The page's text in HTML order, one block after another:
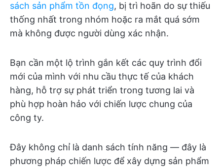
sách sản phẩm tồn đọng, bị trì hoãn do sự thiếu
thống nhất trong nhóm hoặc ra mắt quá sớm
mà không được người dùng xác nhận.
Bạn cần một lộ trình gắn kết các quy trình đổi
mới của mình với nhu cầu thực tế của khách
hàng, hỗ trợ sự phát triển trong tương lai và
phù hợp hoàn hảo với chiến lược chung của
công ty.
Đây không chỉ là danh sách tính năng — đây là
phương pháp chiến lược để xây dựng sản phẩm